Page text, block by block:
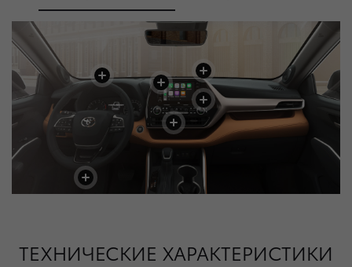
+
+
+
+
+
+
+
+
ТЕХНИЧЕСКИЕ ХАРАКТЕРИСТИКИ